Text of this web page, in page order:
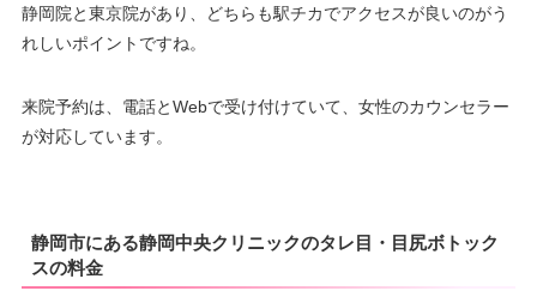
静岡院と東京院があり、どちらも駅チカでアクセスが良いのがう
れしいポイントですね。
来院予約は、電話とWebで受け付けていて、女性のカウンセラー
が対応しています。
静岡市にある静岡中央クリニックのタレ目・目尻ボトック
スの料金